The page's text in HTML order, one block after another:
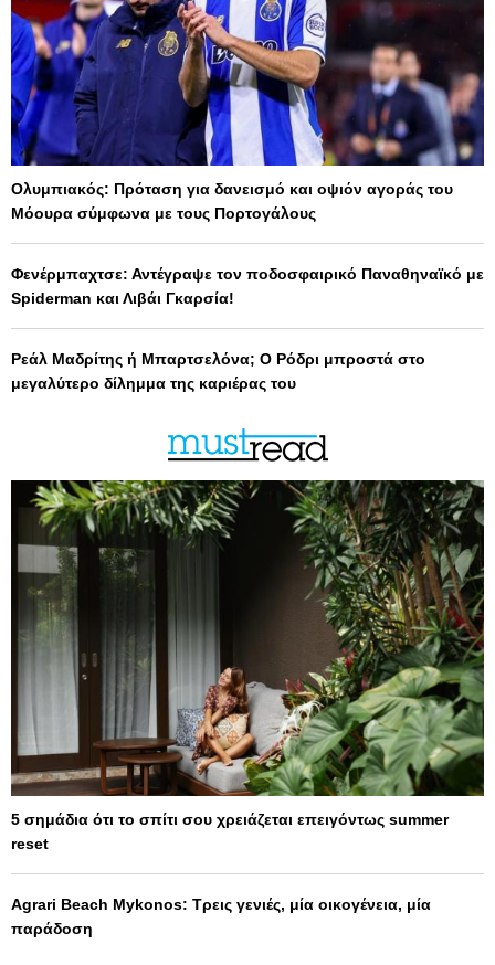
Ολυμπιακός: Πρόταση για δανεισμό και οψιόν αγοράς του
Μόουρα σύμφωνα με τους Πορτογάλους
Φενέρμπαχτσε: Αντέγραψε τον ποδοσφαιρικό Παναθηναϊκό με
Spiderman και Λιβάι Γκαρσία!
Ρεάλ Μαδρίτης ή Μπαρτσελόνα; Ο Ρόδρι μπροστά στο
μεγαλύτερο δίλημμα της καριέρας του
5 σημάδια ότι το σπίτι σου χρειάζεται επειγόντως summer
reset
Agrari Beach Mykonos: Τρεις γενιές, μία οικογένεια, μία
παράδοση